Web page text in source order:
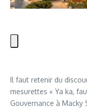
Il faut retenir du
mesurettes « Ya ka,
Gouvernance à Macky